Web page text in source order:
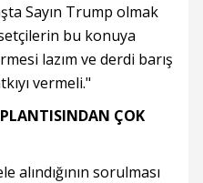
Sayın Trump olmak
bu konuya
lazım ve derdi barış
vermeli."
ÇOK
alındığının sorulması